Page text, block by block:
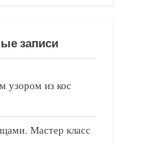
записи
узором из кос
Мастер класс